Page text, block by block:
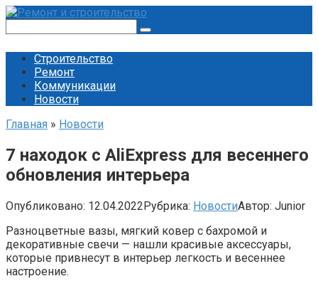
Перейти
контенту
Строительство
Ремонт
Коммуникации
Новости
Главная » Новости
7 находок с AliExpress для весеннего
обновления интерьера
Опубликовано: 12.04.2022Рубрика: НовостиАвтор: Junior
Разноцветные вазы, мягкий ковер с бахромой и
декоративные свечи — нашли красивые аксессуары,
которые привнесут в интерьер легкость и весеннее
настроение.